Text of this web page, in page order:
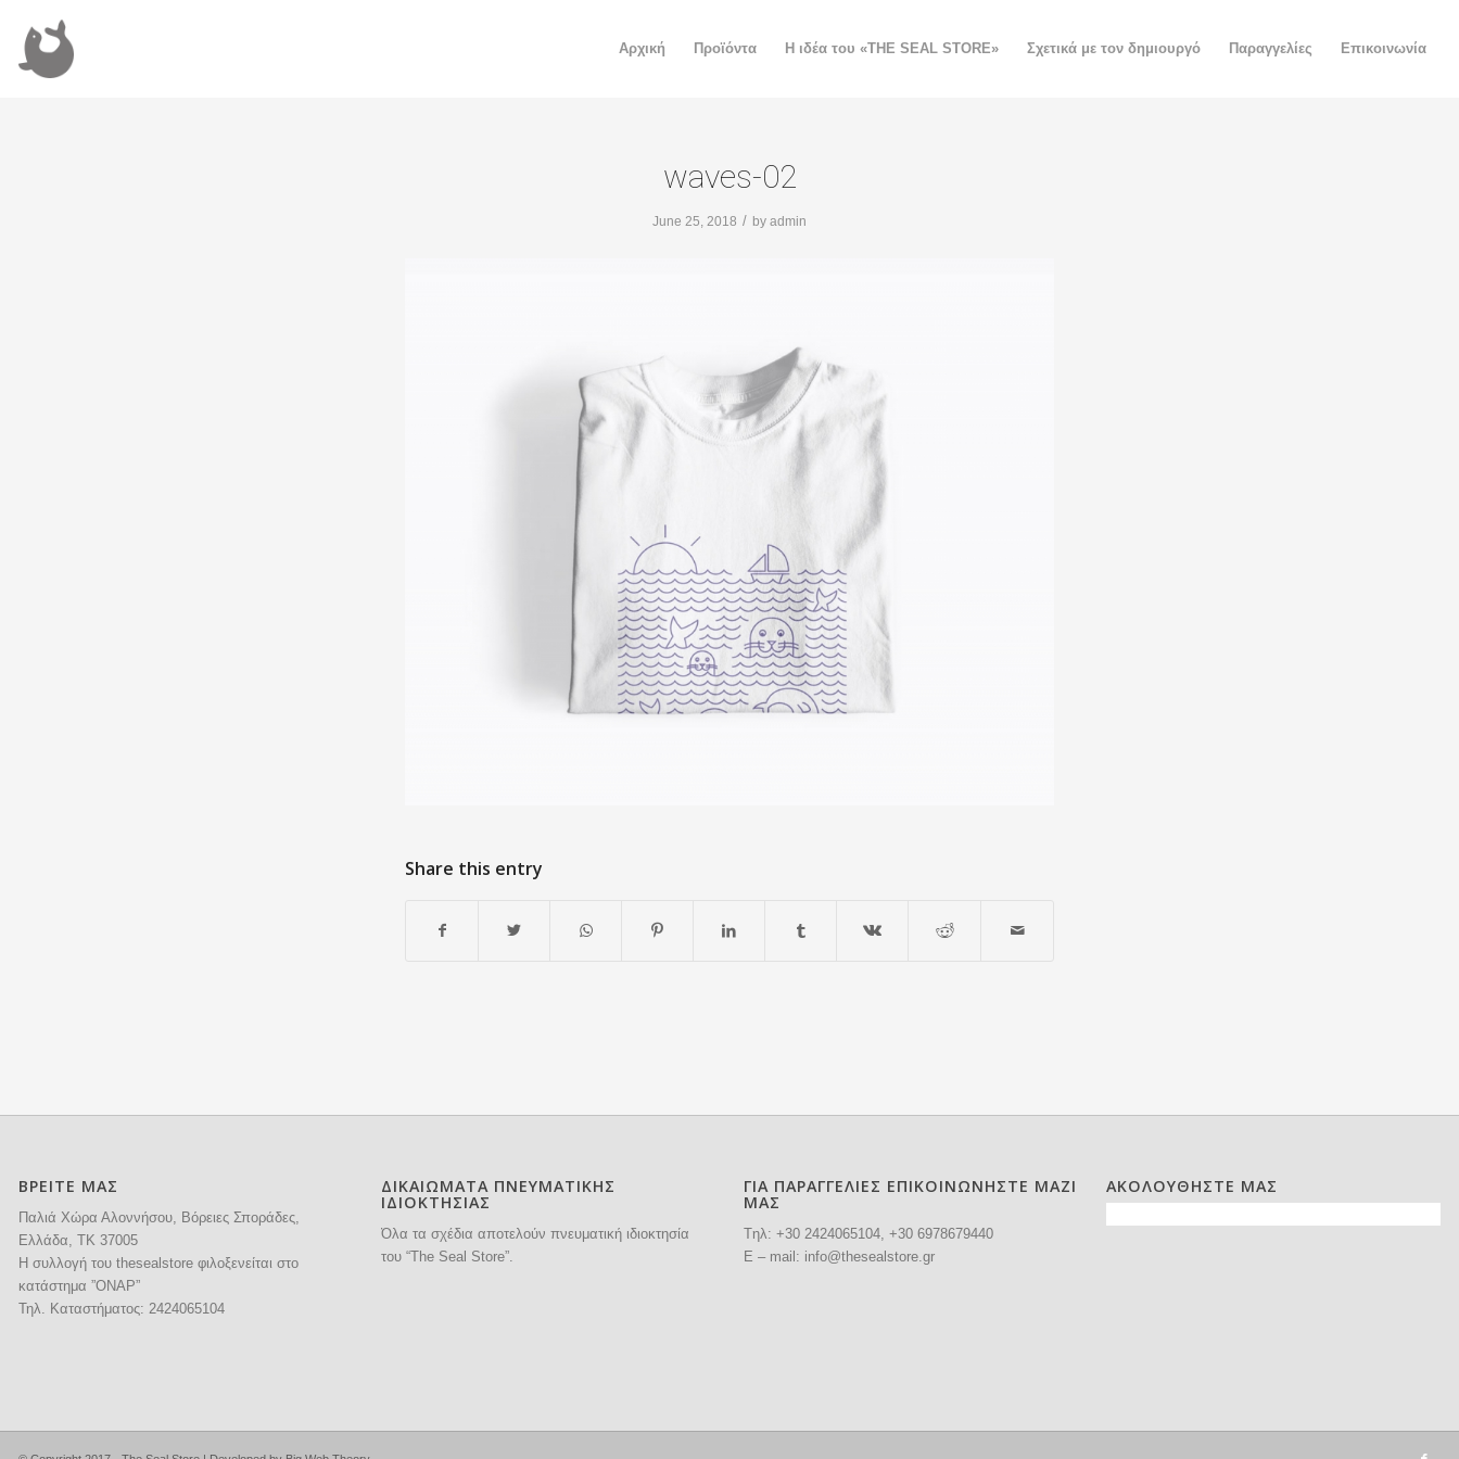
Αρχική Προϊόντα H ιδέα του «THE SEAL STORE» Σχετικά με τον δημιουργό Παραγγελίες Επικοινωνία
waves-02
June 25, 2018 / by admin
Share this entry
ΒΡΕΙΤΕ ΜΑΣ
Παλιά Χώρα Αλοννήσου, Βόρειες Σποράδες,
Ελλάδα, ΤΚ 37005
H συλλογή του thesealstore φιλοξενείται στο
κατάστημα ”ΟΝΑΡ”
Τηλ. Καταστήματος: 2424065104
ΔΙΚΑΙΩΜΑΤΑ ΠΝΕΥΜΑΤΙΚΗΣ
ΙΔΙΟΚΤΗΣΙΑΣ
Όλα τα σχέδια αποτελούν πνευματική ιδιοκτησία
του “The Seal Store”.
ΓΙΑ ΠΑΡΑΓΓΕΛΙΕΣ ΕΠΙΚΟΙΝΩΝΗΣΤΕ ΜΑΖΙ
ΜΑΣ
Tηλ: +302424065104, +30 6978679440
E – mail: info@thesealstore.gr
ΑΚΟΛΟΥΘΗΣΤΕ ΜΑΣ